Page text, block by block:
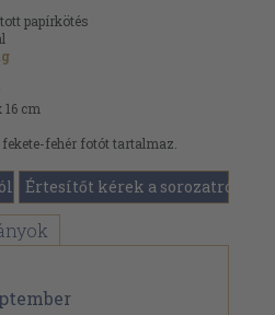
papírkötés
cm
fekete-fehér fotót tartalmaz.
Értesítőt kérek a sorozatról